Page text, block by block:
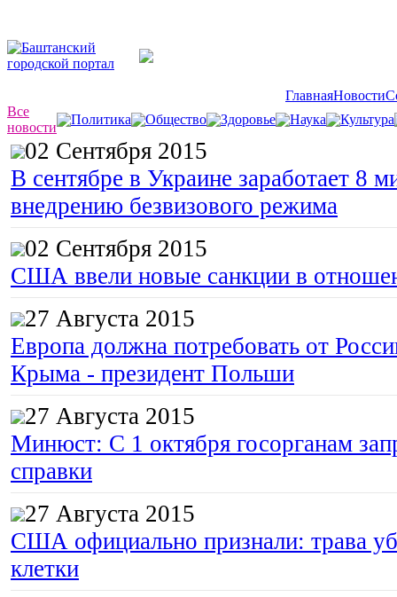
ГлавнаяНовости
Все
новости
Политика Общество Здоровье Наука Культура
02 Сентября 2015
В сентябре в Украине заработает 8
внедрению безвизового режима
02 Сентября 2015
США ввели новые санкции в
27 Августа 2015
Европа должна потребовать от
Крыма - президент Польши
27 Августа 2015
Минюст: С 1 октября госорганам
справки
27 Августа 2015
США официально признали: трава
клетки